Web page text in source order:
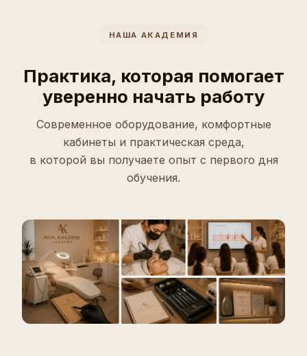
НАША АКАДЕМИЯ
Практика, которая помогает
уверенно начать работу
Современное оборудование, комфортные
кабинеты и практическая среда,
в которой вы получаете опыт с первого дня
обучения.